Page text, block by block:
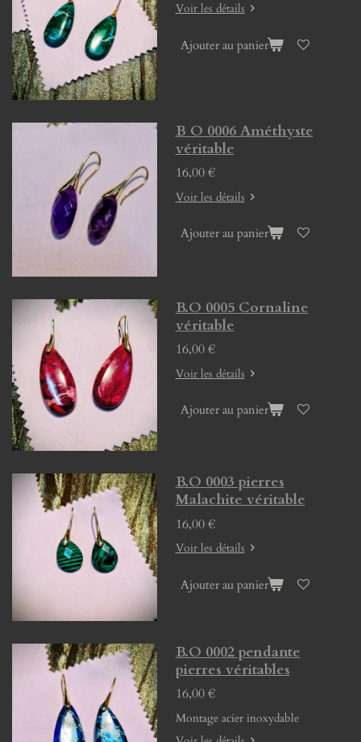
Voir les détails
Ajouter au panier
B O 0006 Améthyste
véritable
16,00 €
Voir les détails
Ajouter au panier
B.O 0005 Cornaline
véritable
16,00 €
Voir les détails
Ajouter au panier
B.O 0003 pierres
Malachite véritable
16,00 €
Voir les détails
Ajouter au panier
B.O 0002 pendante
pierres véritables
16,00 €
Montage acier inoxydable